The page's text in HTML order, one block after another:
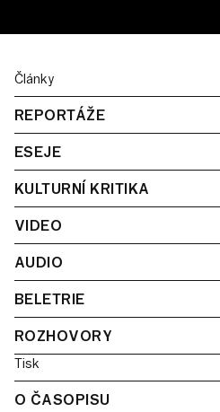
Články
REPORTÁŽE
ESEJE
KULTURNÍ KRITIKA
VIDEO
AUDIO
BELETRIE
ROZHOVORY
Tisk
O ČASOPISU